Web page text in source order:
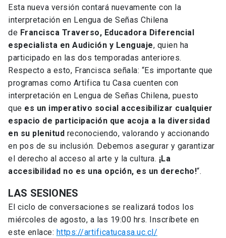
Esta nueva versión contará nuevamente con la
interpretación en Lengua de Señas Chilena
de Francisca Traverso, Educadora Diferencial
especialista en Audición y Lenguaje, quien ha
participado en las dos temporadas anteriores.
Respecto a esto, Francisca señala: “Es importante que
programas como Artifica tu Casa cuenten con
interpretación en Lengua de Señas Chilena, puesto
que es un imperativo social accesibilizar cualquier
espacio de participación que acoja a la diversidad
en su plenitud reconociendo, valorando y accionando
en pos de su inclusión. Debemos asegurar y garantizar
el derecho al acceso al arte y la cultura. ¡La
accesibilidad no es una opción, es un derecho!“.
LAS SESIONES
El ciclo de conversaciones se realizará todos los
miércoles de agosto, a las 19:00 hrs. Inscríbete en
este enlace: https://artificatucasa.uc.cl/